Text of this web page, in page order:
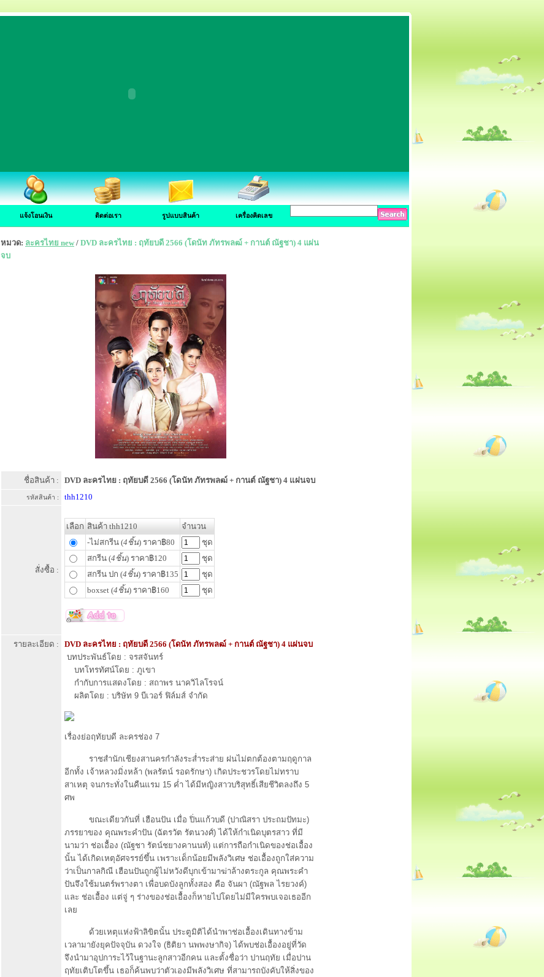
แจ้งโอนเงิน ติดต่อเรา รูปแบบสินค้า เครื่องคิดเลข
หมวด: ละครไทย new / DVD ละครไทย : ฤทัยบดี 2566 (โดนัท ภัทรพลฒ์ + กานต์ ณัฐชา) 4 แผ่น
จบ
ชื่อสินค้า : DVD ละครไทย : ฤทัยบดี 2566 (โดนัท ภัทรพลฒ์ + กานต์ ณัฐชา) 4 แผ่นจบ
รหัสสินค้า : thh1210
สั่งซื้อ :
เลือก สินค้า thh1210
จำนวน
-ไม่สกรีน (4ชิ้น) ราคา฿80
ชุด
สกรีน (4ชิ้น) ราคา฿120
ชุด
สกรีน ปก (4ชิ้น) ราคา฿135
ชุด
boxset (4ชิ้น) ราคา฿160 ชุด
รายละเอียด :
DVD ละครไทย : ฤทัยบดี 2566 (โดนัท ภัทรพลฒ์ + กานต์ ณัฐชา) 4 แผ่นจบ
บทประพันธ์โดย : จรสจันทร์
บทโทรทัศน์โดย : ภูเขา
กำกับการแสดงโดย : สถาพร นาควิไลโรจน์
ผลิตโดย : บริษัท 9 บีเวอร์ ฟิล์มส์ จำกัด
เรื่องย่อฤทัยบดี ละครช่อง 7
ราชสำนักเชียงสานครกำลังระส่ำระส่าย ฝนไม่ตกต้องตามฤดูกาล
อีกทั้ง เจ้าหลวงมิ่งหล้า (พลรัตน์ รอดรักษา) เกิดประชวรโดยไม่ทราบ
สาเหตุ จนกระทั่งในคืนแรม 15 ค่ำ ได้มีหญิงสาวบริสุทธิ์เสียชีวิตลงถึง 5
ศพ
ขณะเดียวกันที่ เฮือนปัน เมื่อ ปิ่นแก้วบดี (ปาณิสรา ประถมปัทมะ)
ภรรยาของ คุณพระคำปัน (ฉัตรวัต รัตนวงศ์) ได้ให้กำเนิดบุตรสาว ที่มี
นามว่า ช่อเอื้อง (ณัฐชา รัตน์ชยางคานนท์) แต่การถือกำเนิดของช่อเอื้อง
นั้น ได้เกิดเหตุอัศจรรย์ขึ้น เพราะเด็กน้อยมีพลังวิเศษ ช่อเอื้องถูกใส่ความ
ว่าเป็นกาลกิณี เฮือนปันถูกผู้ไม่หวังดีบุกเข้ามาฆ่าล้างตระกูล คุณพระคำ
ปันจึงใช้มนตร์พรางตา เพื่อบดบังลูกทั้งสอง คือ จันผา (ณัฐพล ไรยวงค์)
และ ช่อเอื้อง แต่จู่ ๆ ร่างของช่อเอื้องก็หายไปโดยไม่มีใครพบเจอเธออีก
เลย
ด้วยเหตุแห่งฟ้าลิขิตนั้น ประตูมิติได้นำพาช่อเอื้องเดินทางข้าม
เวลามายังยุคปัจจุบัน ดวงใจ (ธิติยา นพพงษากิจ) ได้พบช่อเอื้องอยู่ที่วัด
จึงนำมาอุปการะไว้ในฐานะลูกสาวอีกคน และตั้งชื่อว่า ปานฤทัย เมื่อปาน
ฤทัยเติบโตขึ้น เธอก็ค้นพบว่าตัวเองมีพลังวิเศษ ที่สามารถบังคับให้สิ่งของ